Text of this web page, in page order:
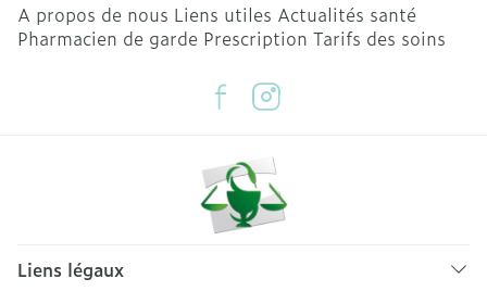
A propos de nous Liens utiles Actualités santé
Pharmacien de garde Prescription Tarifs des soins
Liens légaux